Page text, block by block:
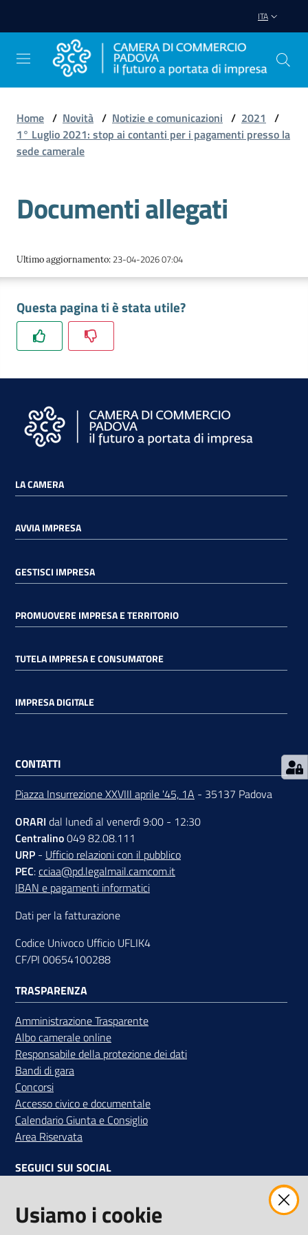
ITA
Avviare
Impresa
Gestire
Promuovere
Impresa
e
territorio
Impresa
Consumatore
Impresa
La
Camera
Prenota
Servizi
Contatti
Newsle
tter
Sala
Stampa
su
Home / Novità / Notizie e comunicazioni / 2021 /
1° Luglio 2021: stop ai contanti per i pagamenti presso la
sede camerale
Documenti allegati
Ultimo aggiornamento: 23-04-2026 07:04
Questa pagina ti è stata utile?
LA CAMERA
AVVIA IMPRESA
GESTISCI IMPRESA
PROMUOVERE IMPRESA E TERRITORIO
TUTELA IMPRESA E CONSUMATORE
IMPRESA DIGITALE
CONTATTI
Piazza Insurrezione XXVIII aprile '45, 1A - 35137 Padova
ORARI dal lunedì al venerdì 9:00 - 12:30
Centralino049 82.08.111
URP - Ufficio relazioni con il pubblico
PEC:cciaa@pd.legalmail.camcom.it
IBAN e pagamenti informatici
Dati per la fatturazione
Codice Univoco Ufficio UFLIK4
CF/PI 00654100288
TRASPARENZA
Amministrazione Trasparente
Albo camerale online
Responsabile della protezione dei dati
Bandi di gara
Concorsi
Accesso civico e documentale
Calendario Giunta e Consiglio
Area Riservata
SEGUICI SUI SOCIAL
Usiamo i cookie